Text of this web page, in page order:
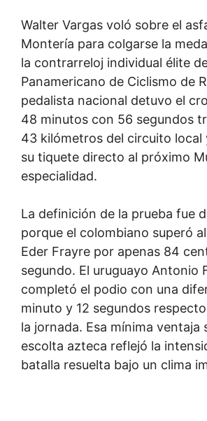
Walter Vargas voló sobre el
Montería para colgarse la
la contrarreloj individual élite
Panamericano de Ciclismo de
pedalista nacional detuvo el
48 minutos con 56 segundos
43 kilómetros del circuito local
su tiquete directo al próximo
especialidad.
La definición de la prueba fue
porque el colombiano superó
Eder Frayre por apenas 84
segundo. El uruguayo Antonio
completó el podio con una
minuto y 12 segundos
la jornada. Esa mínima ventaja
escolta azteca reflejó la
batalla resuelta bajo un clima